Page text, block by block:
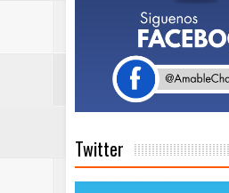
Twitter